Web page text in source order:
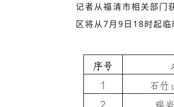
记者从福清市相关部门
区将从7月9日18时起临